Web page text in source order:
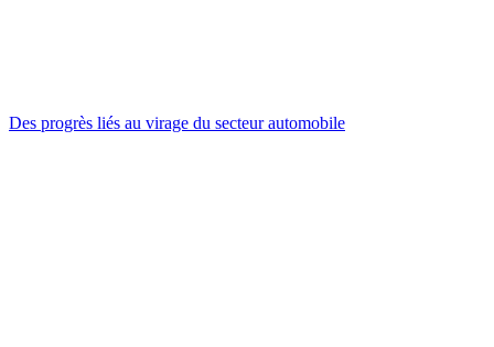
Des progrès liés au virage du secteur automobile